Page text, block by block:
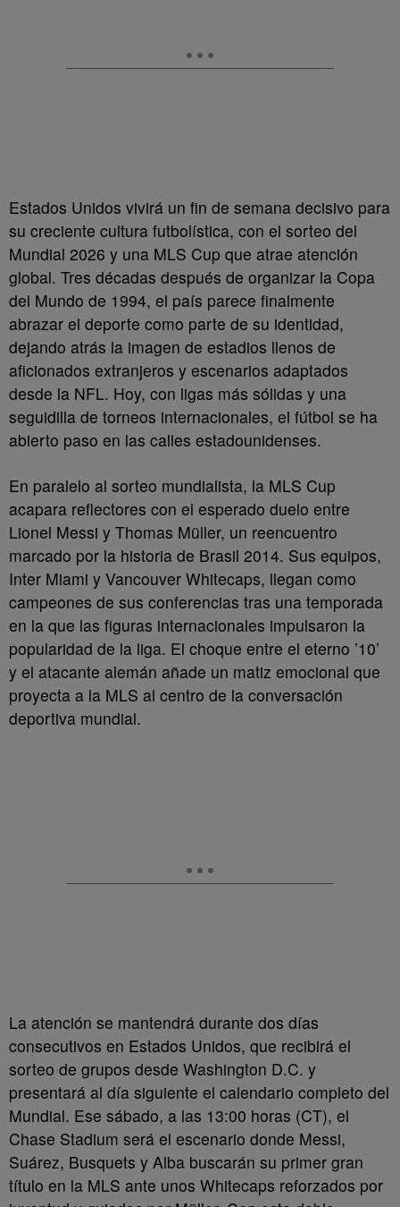
Estados Unidos vivirá un fin de semana decisivo para
su creciente cultura futbolística, con el sorteo del
Mundial 2026 y una MLS Cup que atrae atención
global. Tres décadas después de organizar la Copa
del Mundo de 1994, el país parece finalmente
abrazar el deporte como parte de su identidad,
dejando atrás la imagen de estadios llenos de
aficionados extranjeros y escenarios adaptados
desde la NFL. Hoy, con ligas más sólidas y una
seguidilla de torneos internacionales, el fútbol se ha
abierto paso en las calles estadounidenses.
En paralelo al sorteo mundialista, la MLS Cup
acapara reflectores con el esperado duelo entre
Lionel Messi y Thomas Müller, un reencuentro
marcado por la historia de Brasil 2014. Sus equipos,
Inter Miami y Vancouver Whitecaps, llegan como
campeones de sus conferencias tras una temporada
en la que las figuras internacionales impulsaron la
popularidad de la liga. El choque entre el eterno ’10’
y el atacante alemán añade un matiz emocional que
proyecta a la MLS al centro de la conversación
deportiva mundial.
La atención se mantendrá durante dos días
consecutivos en Estados Unidos, que recibirá el
sorteo de grupos desde Washington D.C. y
presentará al día siguiente el calendario completo del
Mundial. Ese sábado, a las 13:00 horas (CT), el
Chase Stadium será el escenario donde Messi,
Suárez, Busquets y Alba buscarán su primer gran
título en la MLS ante unos Whitecaps reforzados por